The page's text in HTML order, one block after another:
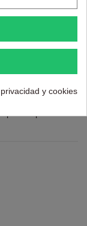
para el producto
y cookies